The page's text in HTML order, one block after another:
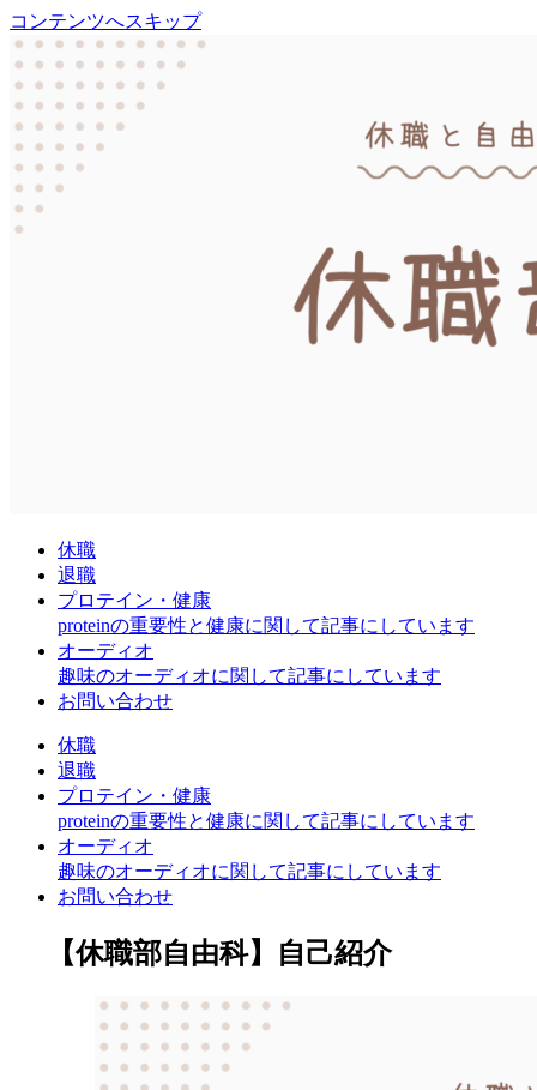
コンテンツへスキップ
休職
退職
プロテイン・健康
proteinの重要性と健康に関して記事にしています
オーディオ
趣味のオーディオに関して記事にしています
お問い合わせ
休職
退職
プロテイン・健康
proteinの重要性と健康に関して記事にしています
オーディオ
趣味のオーディオに関して記事にしています
お問い合わせ
【休職部自由科】自己紹介